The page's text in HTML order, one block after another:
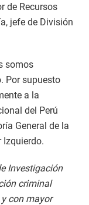
de Recursos
jefe de División
somos
Por supuesto
a la
del Perú
General de la
Investigación
criminal
con mayor